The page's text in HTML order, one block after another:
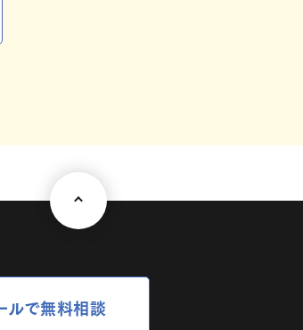
ルで無料相談